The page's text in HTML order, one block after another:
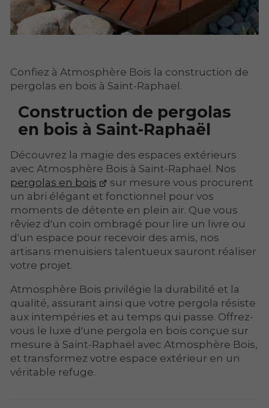
Confiez à Atmosphère Bois la construction de
pergolas en bois à Saint-Raphaël.
Construction de pergolas
en bois à Saint-Raphaël
Découvrez la magie des espaces extérieurs
avec Atmosphère Bois à Saint-Raphaël. Nos
pergolas en bois
sur mesure vous procurent
un abri élégant et fonctionnel pour vos
moments de détente en plein air. Que vous
rêviez d'un coin ombragé pour lire un livre ou
d'un espace pour recevoir des amis, nos
artisans menuisiers talentueux sauront réaliser
votre projet.
Atmosphère Bois privilégie la durabilité et la
qualité, assurant ainsi que votre pergola résiste
aux intempéries et au temps qui passe. Offrez-
vous le luxe d'une pergola en bois conçue sur
mesure à Saint-Raphaël avec Atmosphère Bois,
et transformez votre espace extérieur en un
véritable refuge.